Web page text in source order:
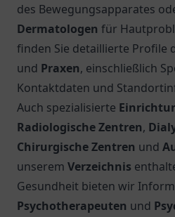
des Bewegungsapparates
Dermatologen für
finden Sie detaillierte Profile
und Praxen, einschließlich
Kontaktdaten und
Auch spezialisierte
Radiologische Zentren,
Chirurgische Zentren und
unserem Verzeichnis
Gesundheit bieten wir
Psychotherapeuten und